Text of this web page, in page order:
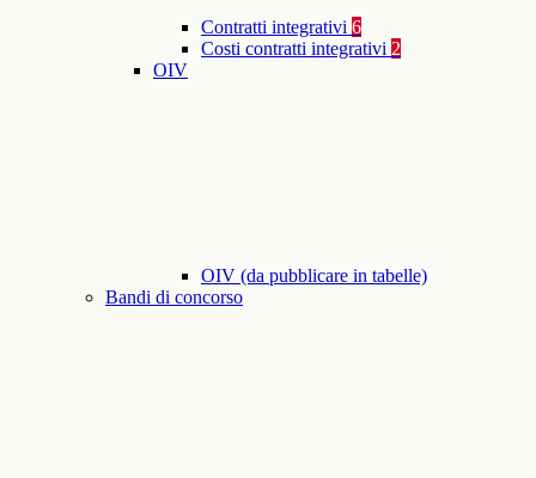
Contratti integrativi 6
Costi contratti integrativi 2
OIV
OIV (da pubblicare in tabelle)
Bandi di concorso